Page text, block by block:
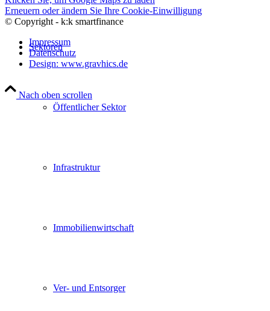
Sektoren
Öffentlicher Sektor
Infrastruktur
Immobilienwirtschaft
Ver- und Entsorger
Erneuern oder ändern Sie Ihre Cookie-Einwilligung
© Copyright - k:k smartfinance
Impressum
Datenschutz
Design: www.gravhics.de
Nach oben scrollen